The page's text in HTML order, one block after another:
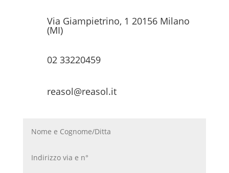
Via Giampietrino, 1 20156 Milano
(MI)
02 33220459
reasol@reasol.it